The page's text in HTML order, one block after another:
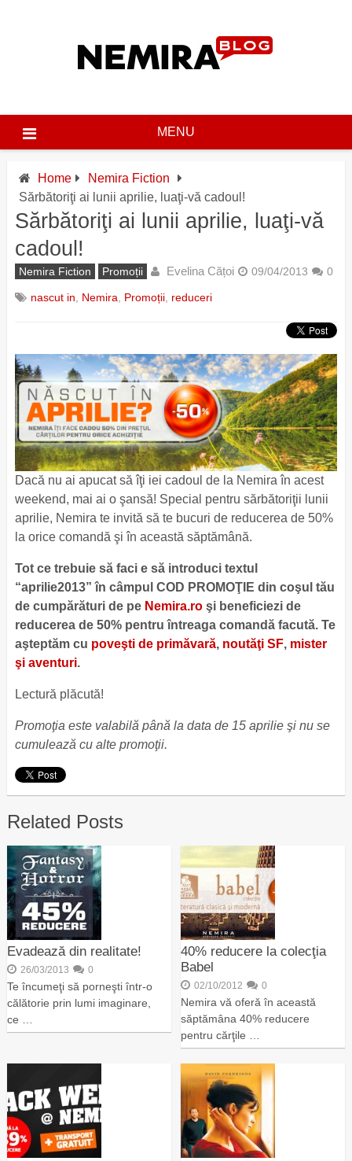
MENU
Home
Nemira Fiction
Sărbătoriţi ai lunii aprilie, luaţi-vă cadoul!
Sărbătoriţi ai lunii aprilie, luaţi-vă
cadoul!
Nemira Fiction Promoții Evelina Cățoi 09/04/2013 0
nascut in Nemira Promoții, reduceri
Dacă nu ai apucat să îţi iei cadoul de la Nemira în acest
weekend, mai ai o şansă! Special pentru sărbătoriţii lunii
aprilie, Nemira te invită să te bucuri de reducerea de 50%
la orice comandă şi în această săptămână.
Tot ce trebuie să faci e să introduci textul
“aprilie2013” în câmpul COD PROMOŢIE din coşul tău
de cumpărături de pe Nemira.roşi beneficiezi de
reducerea de 50% pentru întreaga comandă facută. Te
aşteptăm cu poveşti de primăvară, noutăţi SF, mister
şi aventuri.
Lectură plăcută!
Promoţia este valabilă până la data de 15 aprilie şi nu se
cumulează cu alte promoţii.
Related Posts
Evadează din realitate!
26/03/2013 0
Te încumeţi să porneşti într-o
călătorie prin lumi imaginare,
ce …
40% reducere la colecţia
Babel
02/10/2012 0
Nemira vă oferă în această
săptămâna 40% reducere
pentru cărţile …